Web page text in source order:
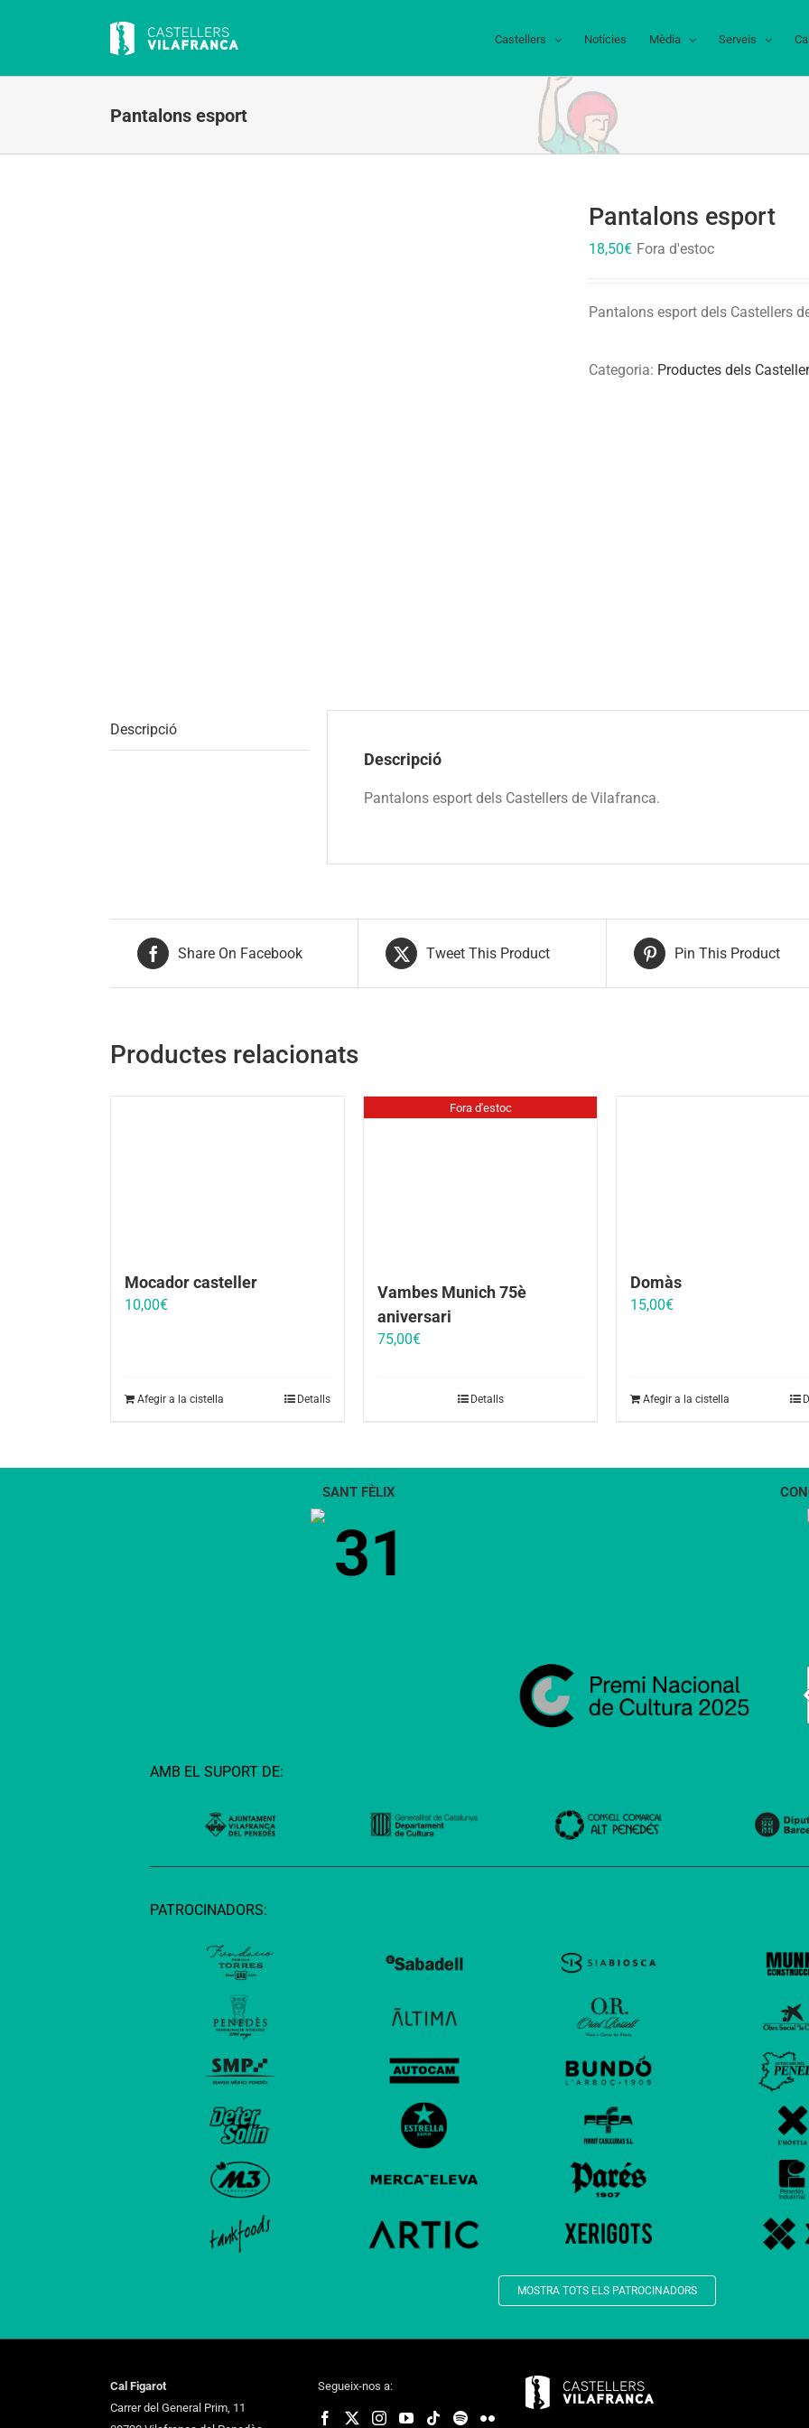
Castellers Notícies Mèdia Serveis
Pantalons esport
Pantalons esport
18,50€ Fora d'estoc
Pantalons esport dels Castellers
Categoria: Productes dels
Descripció
Descripció
Pantalons esport dels Castellers de Vilafranca.
Share On Facebook Tweet This Product Pin This Product
Productes relacionats
Mocador casteller
10,00€
Afegir a la cistella Detalls
Fora d'estoc
Vambes Munich 75è
aniversari
75,00€
Detalls
Domàs
15,00€
Afegir a la cistella
SANT FÈLIX
31
AMB EL SUPORT DE:
PATROCINADORS:
MOSTRA TOTS ELS PATROCINADORS
Cal Figarot
Carrer del General Prim, 11
Segueix-nos a: